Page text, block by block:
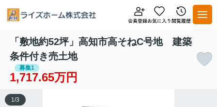
「敷地約52坪」高知市高そねC号地 建築
条件付き売土地
募集1
1,717.65万円
1/3